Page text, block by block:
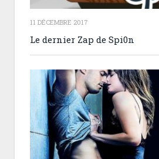
11 DÉCEMBRE 2017
Le dernier Zap de Spi0n